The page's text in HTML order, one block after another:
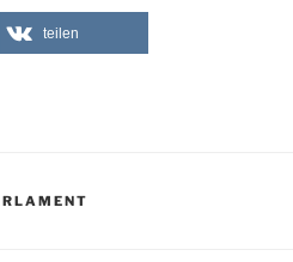
teilen